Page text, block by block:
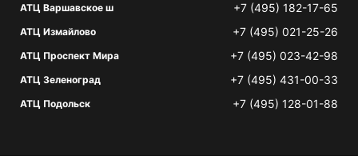
АТЦ Варшавское ш +7 (495) 182-17-65
АТЦ Измайлово +7 (495) 021-25-26
АТЦ Проспект Мира +7 (495) 023-42-98
АТЦ Зеленоград +7 (495) 431-00-33
АТЦ Подольск +7 (495) 128-01-88